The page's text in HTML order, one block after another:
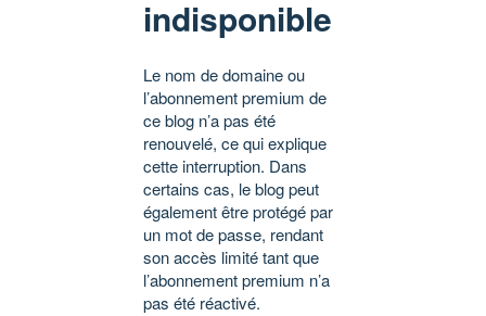
indisponible
Le nom de domaine ou
l’abonnement premium de
ce blog n’a pas été
renouvelé, ce qui explique
cette interruption. Dans
certains cas, le blog peut
également être protégé par
un mot de passe, rendant
son accès limité tant que
l’abonnement premium n’a
pas été réactivé.